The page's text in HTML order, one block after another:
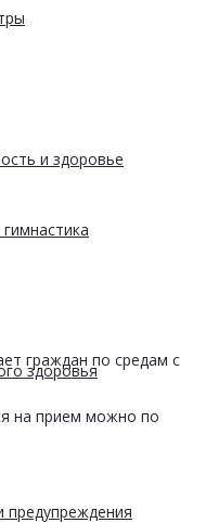
и здоровье
здоровья
предупреждения
граждан по средам с
на прием можно по